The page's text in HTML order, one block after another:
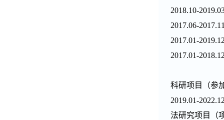
2018.10-
2017.06-
2017.01-
2017.01-
科研项目
（参
2019.01-
法研究项目（